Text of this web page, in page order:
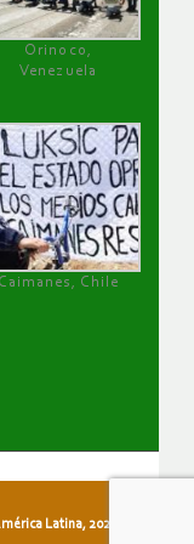
Orinoco,
Venezuela
Caimanes, Chile
Latina, 2026